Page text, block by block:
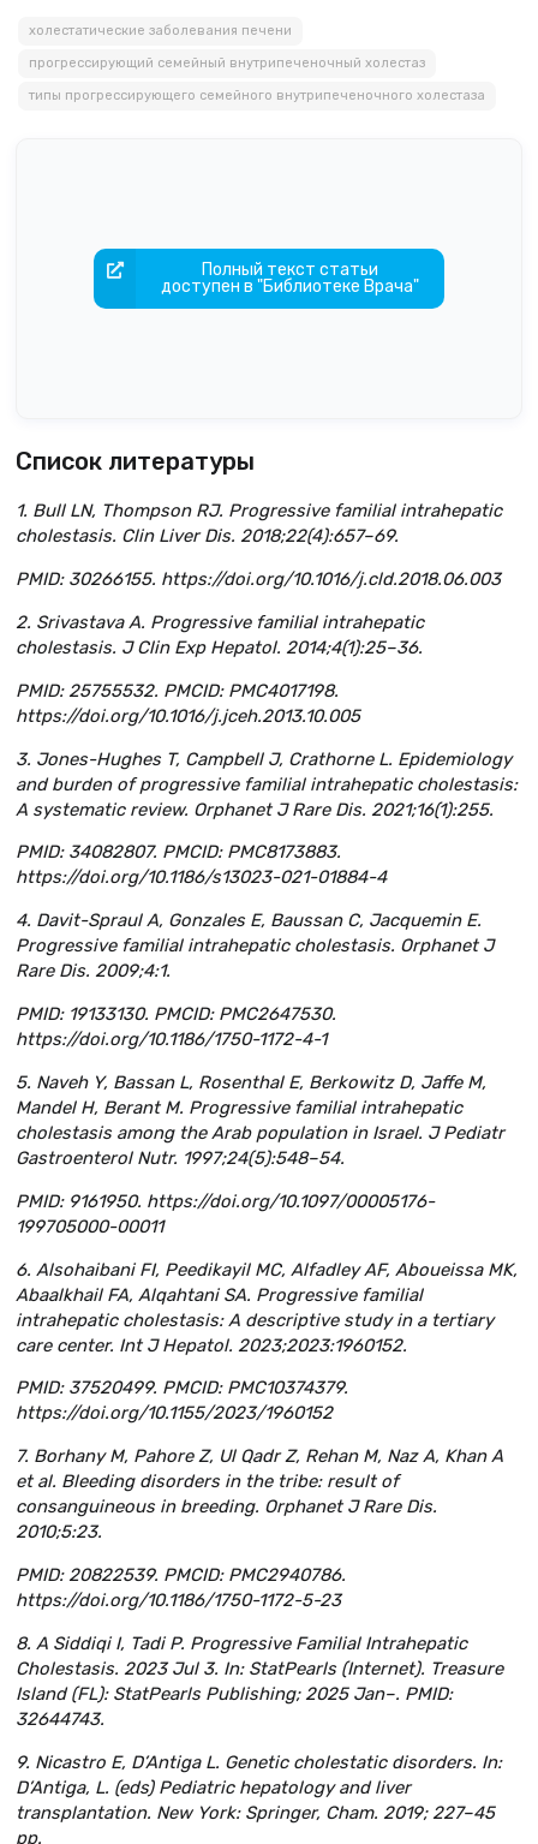
холестатические заболевания печени
прогрессирующий семейный внутрипеченочный холестаз
типы прогрессирующего семейного внутрипеченочного холестаза
Полный текст статьи
доступен в "Библиотеке Врача"
Список литературы
1. Bull LN, Thompson RJ. Progressive familial intrahepatic
cholestasis. Clin Liver Dis. 2018;22(4):657–69.
PMID: 30266155. https://doi.org/10.1016/j.cld.2018.06.003
2. Srivastava A. Progressive familial intrahepatic
cholestasis. J Clin Exp Hepatol. 2014;4(1):25–36.
PMID: 25755532. PMCID: PMC4017198.
https://doi.org/10.1016/j.jceh.2013.10.005
3. Jones-Hughes T, Campbell J, Crathorne L. Epidemiology
and burden of progressive familial intrahepatic cholestasis:
A systematic review. Orphanet J Rare Dis. 2021;16(1):255.
PMID: 34082807. PMCID: PMC8173883.
https://doi.org/10.1186/s13023-021-01884-4
4. Davit-Spraul A, Gonzales E, Baussan C, Jacquemin E.
Progressive familial intrahepatic cholestasis. Orphanet J
Rare Dis. 2009;4:1.
PMID: 19133130. PMCID: PMC2647530.
https://doi.org/10.1186/1750-1172-4-1
5. Naveh Y, Bassan L, Rosenthal E, Berkowitz D, Jaffe M,
Mandel H, Berant M. Progressive familial intrahepatic
cholestasis among the Arab population in Israel. J Pediatr
Gastroenterol Nutr. 1997;24(5):548–54.
PMID: 9161950. https://doi.org/10.1097/00005176-
199705000-00011
6. Alsohaibani FI, Peedikayil MC, Alfadley AF, Aboueissa MK,
Abaalkhail FA, Alqahtani SA. Progressive familial
intrahepatic cholestasis: A descriptive study in a tertiary
care center. Int J Hepatol. 2023;2023:1960152.
PMID: 37520499. PMCID: PMC10374379.
https://doi.org/10.1155/2023/1960152
7. Borhany M, Pahore Z, Ul Qadr Z, Rehan M, Naz A, Khan A
et al. Bleeding disorders in the tribe: result of
consanguineous in breeding. Orphanet J Rare Dis.
2010;5:23.
PMID: 20822539. PMCID: PMC2940786.
https://doi.org/10.1186/1750-1172-5-23
8. A Siddiqi I, Tadi P. Progressive Familial Intrahepatic
Cholestasis. 2023 Jul 3. In: StatPearls (Internet). Treasure
Island (FL): StatPearls Publishing; 2025 Jan–. PMID:
32644743.
9. Nicastro E, D’Antiga L. Genetic cholestatic disorders. In:
D’Antiga, L. (eds) Pediatric hepatology and liver
transplantation. New York: Springer, Cham. 2019; 227–45
pp.